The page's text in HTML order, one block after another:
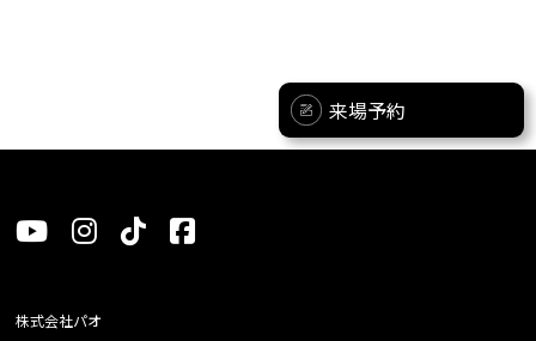
来場予約
株式会社パオ